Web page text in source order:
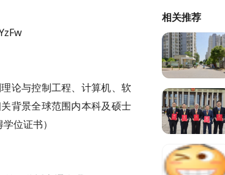
论与控制工程、计算机、软
背景全球范围内本科及硕士
位证书）
相关推荐